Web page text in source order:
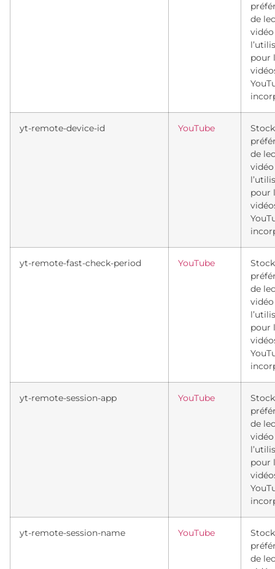
de
pour
yt-remote-device-id YouTube
de
pour
yt-remote-fast-check-period YouTube
de
pour
yt-remote-session-app YouTube
de
pour
yt-remote-session-name YouTube
de